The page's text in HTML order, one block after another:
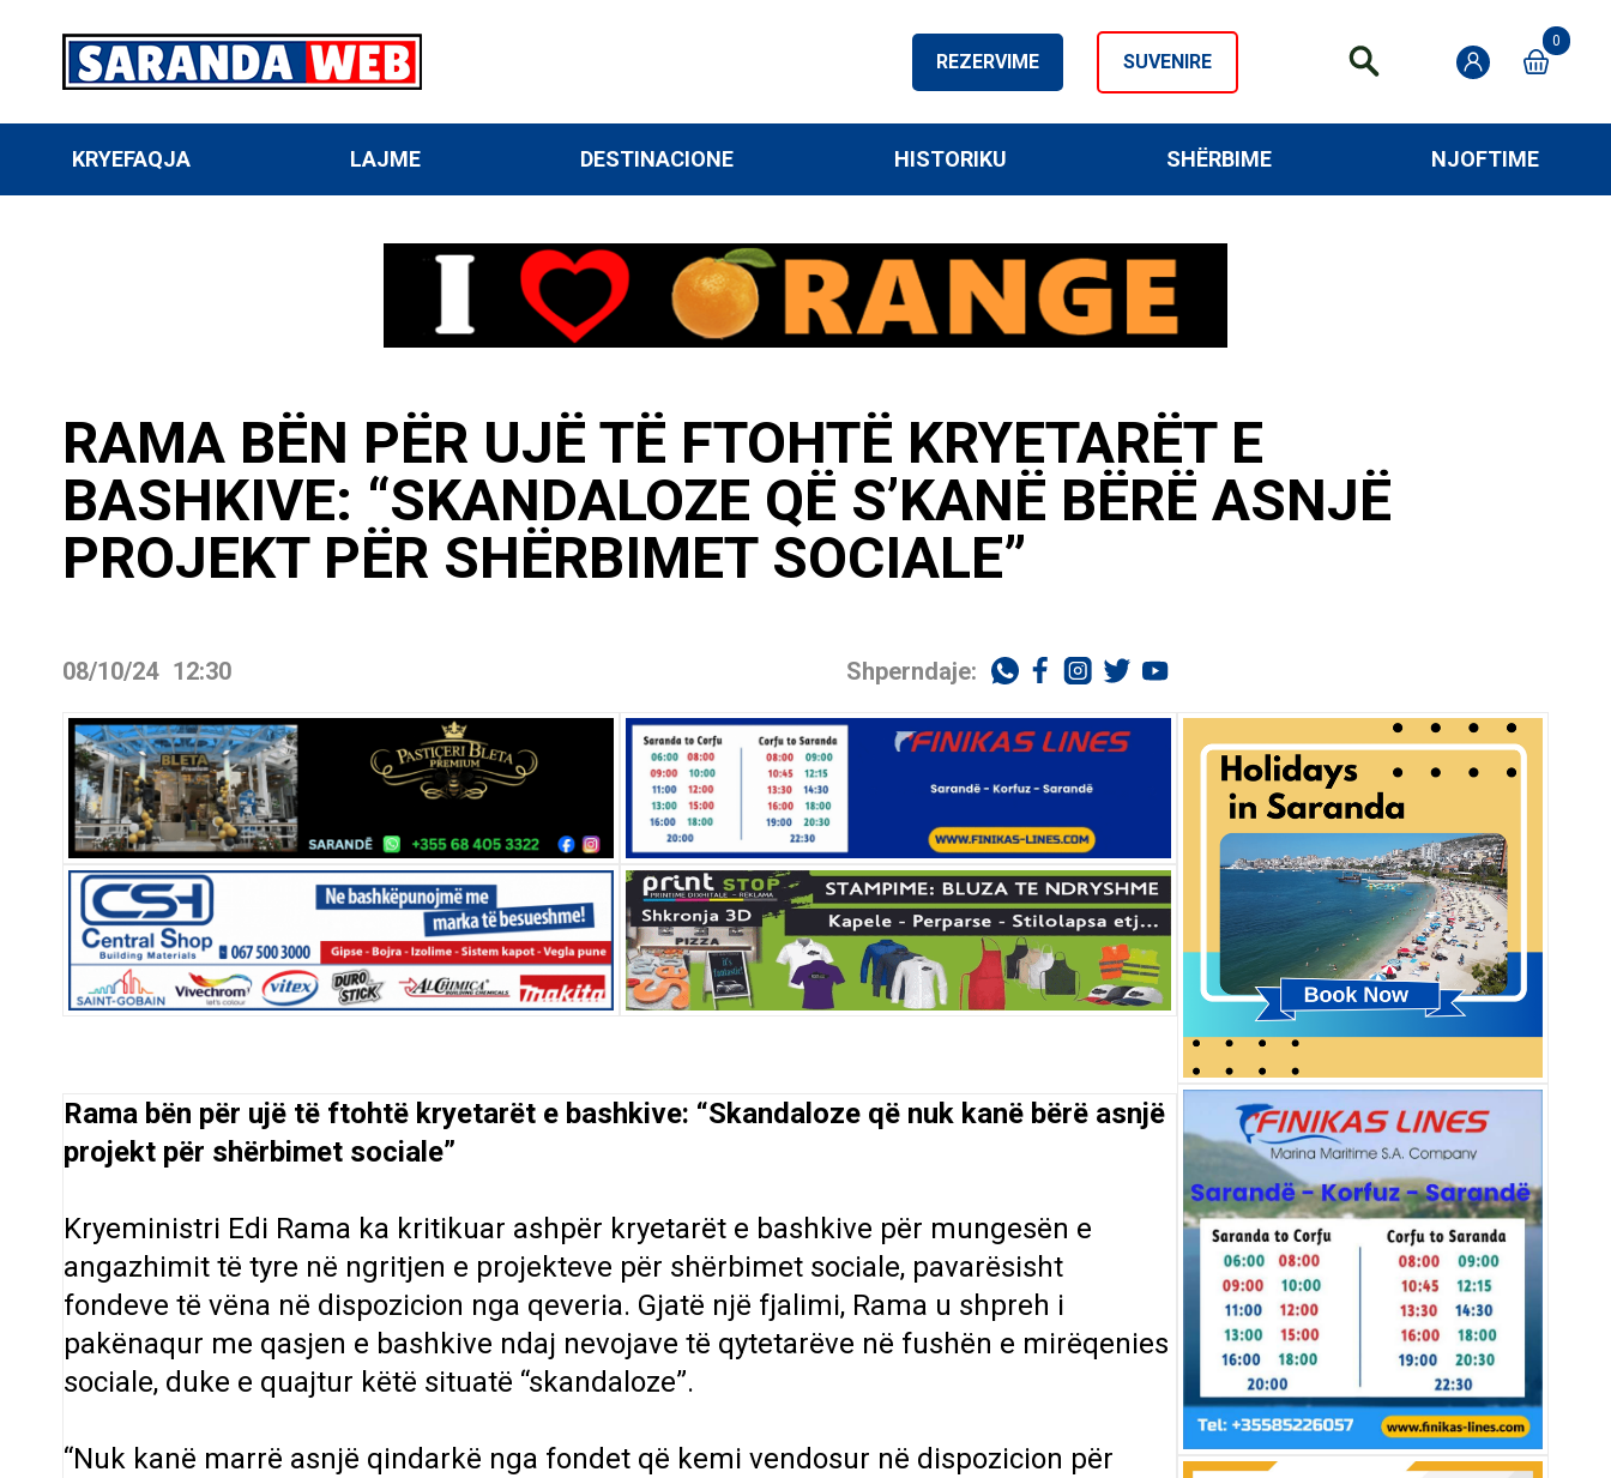
REZERVIME SUVENIRE
0
KRYEFAQJA LAJME DESTINACIONE HISTORIKU SHËRBIME NJOFTIME
RAMA BËN PËR UJË TË FTOHTË KRYETARËT E
BASHKIVE: “SKANDALOZE QË S’KANË BËRË ASNJË
PROJEKT PËR SHËRBIMET SOCIALE”
08/10/24 12:30 Shperndaje:
Rama bën për ujë të ftohtë kryetarët e bashkive: “Skandaloze që nuk kanë bërë asnjë
projekt për shërbimet sociale”
Kryeministri Edi Rama ka kritikuar ashpër kryetarët e bashkive për mungesën e
angazhimit të tyre në ngritjen e projekteve për shërbimet sociale, pavarësisht
fondeve të vëna në dispozicion nga qeveria. Gjatë një fjalimi, Rama u shpreh i
pakënaqur me qasjen e bashkive ndaj nevojave të qytetarëve në fushën e mirëqenies
sociale, duke e quajtur këtë situatë “skandaloze”.
“Nuk kanë marrë asnjë qindarkë nga fondet që kemi vendosur në dispozicion për